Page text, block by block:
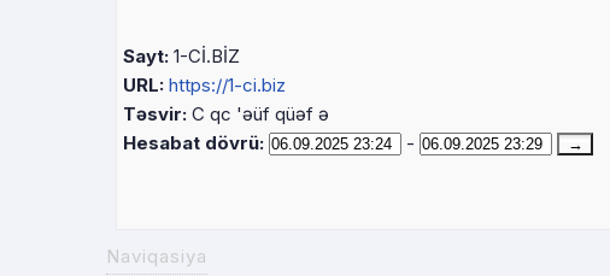
Sayt: 1-Cİ.BİZ
URL: https://1-ci.biz
Təsvir: C qc 'əüf qüəf ə
Hesabat dövrü:
-
Naviqasiya